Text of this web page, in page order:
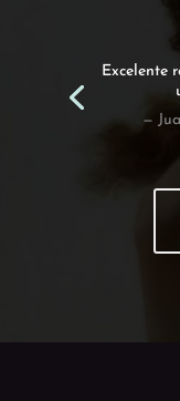
Excelente
—